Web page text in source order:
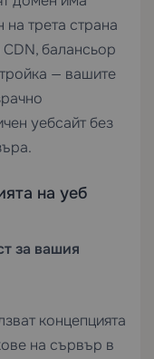
трета страна
балансьор
— вашите
уебсайт без
на уеб
за вашия
концепцията
на сървър в